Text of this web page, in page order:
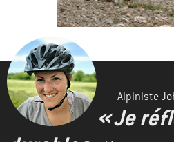
Alpiniste
« Je